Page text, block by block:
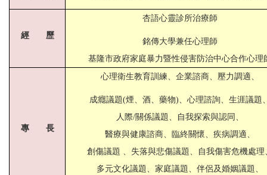
經 歷
杏語心靈診所治療師
銘傳大學兼任心理師
基隆市政府家庭暴力暨性侵害防治中心合作心理
專 長
心理衛生教育訓練、企業諮商、壓力調適、
成癮議題(煙、酒、藥物)、心理諮詢、生涯議題
人際/關係議題、自我探索與認同、
醫療與健康諮商、臨終關懷、疾病調適、
創傷議題 、失落與悲傷議題、自我傷害危機處理
多元文化議題、家庭議題、伴侶及婚姻議題、